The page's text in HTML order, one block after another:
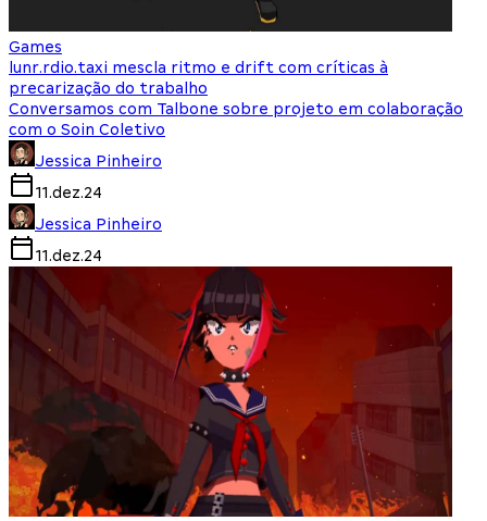
Games
lunr.rdio.taxi mescla ritmo e drift com críticas à
precarização do trabalho
Conversamos com Talbone sobre projeto em colaboração
com o Soin Coletivo
Jessica Pinheiro
11.dez.24
Jessica Pinheiro
11.dez.24